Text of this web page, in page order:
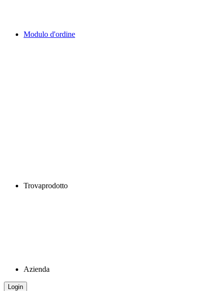
Modulo d'ordine
Trovaprodotto
Azienda
Login